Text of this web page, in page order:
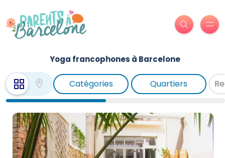
Yoga francophones à Barcelone
Catégories Quartiers